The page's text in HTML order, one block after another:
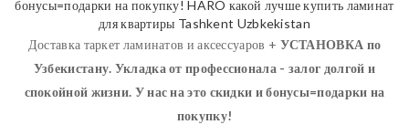
Доставка таркет ламинатов и аксессуаров + УСТАНОВКА по
Узбекистану. Укладка от профессионала - залог долгой и
спокойной жизни. У нас на это скидки и бонусы=подарки на
покупку!